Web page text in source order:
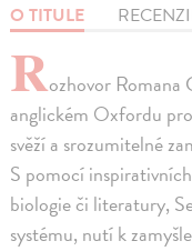
O TITULE
Rozhovor Romana
anglickém Oxfordu
svěží a srozumitelné
S pomocí
biologie či literatury,
systému, nutí k